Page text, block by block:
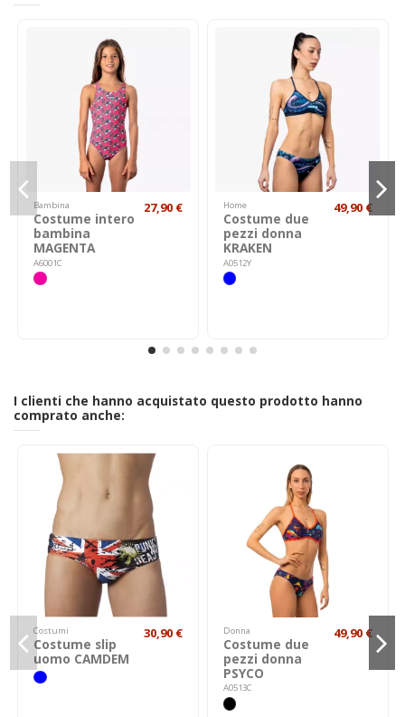
Bambina
Costume intero
bambina
MAGENTA
A6001C
27,90 € Home
Costume due
pezzi donna
KRAKEN
A0512Y
49,90 €
I clienti che hanno acquistato questo prodotto hanno
comprato anche:
Costumi
Costume slip
uomo CAMDEM
30,90 € Donna
Costume due
pezzi donna
PSYCO
A0513C
49,90 €